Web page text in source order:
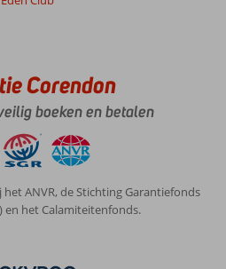
Corendon
boeken en betalen
ANVR, de Stichting Garantiefonds
en het Calamiteitenfonds.